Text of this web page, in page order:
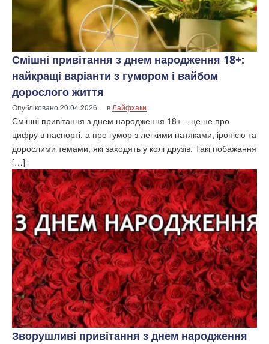
Смішні привітання з днем народження 18+:
найкращі варіанти з гумором і вайбом
дорослого життя
Опубліковано20.04.2026 в Лайфхаки
Смішні привітання з днем народження 18+ – це не про
цифру в паспорті, а про гумор з легкими натяками, іронією та
дорослими темами, які заходять у колі друзів. Такі побажання
[…]
Зворушливі привітання з днем народження